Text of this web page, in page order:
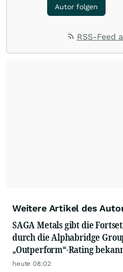
Autor folgen
RSS-Feed
Weitere Artikel des
SAGA Metals gibt die
durch die Alphabridge
„Outperform“-Rating
heute 08:02